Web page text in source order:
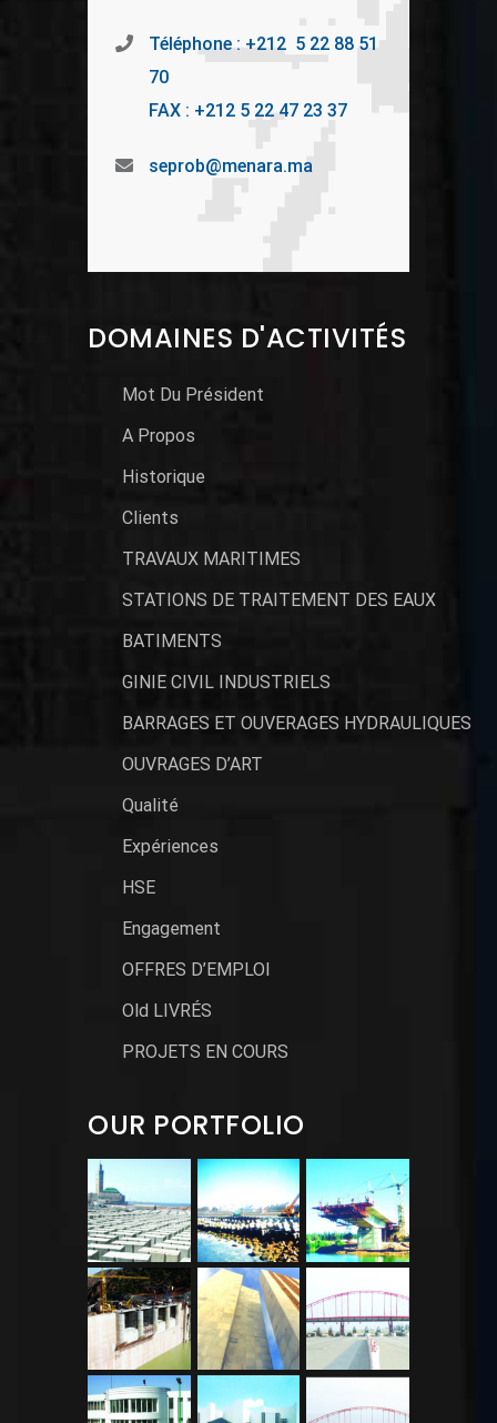
Téléphone : +212 5 22 88 51
70
FAX : +212 5 22 47 23 37
seprob@menara.ma
DOMAINES D'ACTIVITÉS
Mot Du Président
A Propos
Historique
Clients
TRAVAUX MARITIMES
STATIONS DE TRAITEMENT DES EAUX
BATIMENTS
GINIE CIVIL INDUSTRIELS
BARRAGES ET OUVERAGES HYDRAULIQUES
OUVRAGES D’ART
Qualité
Expériences
HSE
Engagement
OFFRES D’EMPLOI
Old LIVRÉS
PROJETS EN COURS
OUR PORTFOLIO